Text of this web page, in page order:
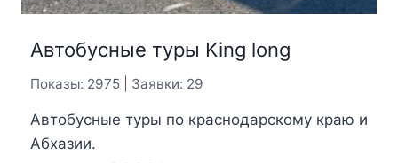
Автобусные туры King long
Показы: 2975 | Заявки: 29
Автобусные туры по краснодарскому краю и
Абхазии.